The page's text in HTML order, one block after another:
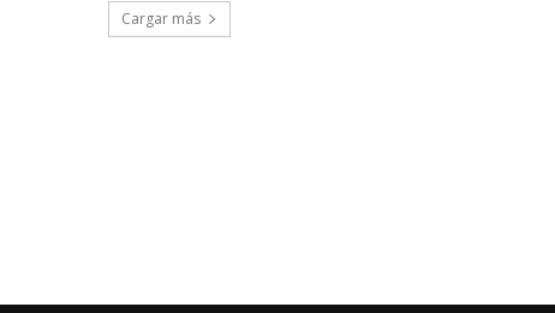
Cargar más